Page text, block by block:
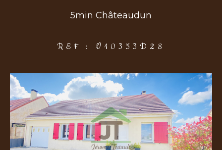
5min Châteaudun
REF : V10353D28